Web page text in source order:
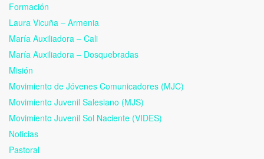
Formación
Laura Vicuña – Armenia
María Auxiliadora – Cali
María Auxiliadora – Dosquebradas
Misión
Movimiento de Jóvenes Comunicadores (MJC)
Movimiento Juvenil Salesiano (MJS)
Movimiento Juvenil Sol Naciente (VIDES)
Noticias
Pastoral